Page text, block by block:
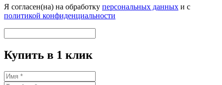
Я согласен(на) на обработку персональных данных и с
политикой конфиденциальности
Купить в 1 клик